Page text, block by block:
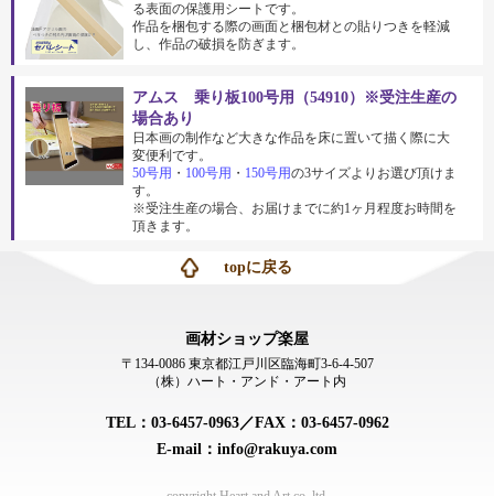
る表面の保護用シートです。
作品を梱包する際の画面と梱包材との貼りつきを軽減
し、作品の破損を防ぎます。
アムス 乗り板100号用（54910）※受注生産の
場合あり
日本画の制作など大きな作品を床に置いて描く際に大
変便利です。
50号用 ・ 100号用 ・ 150号用の3サイズよりお選び頂けま
す。
※受注生産の場合、お届けまでに約1ヶ月程度お時間を
頂きます。
topに戻る
画材ショップ楽屋
〒134-0086 東京都江戸川区臨海町3-6-4-507
（株）ハート・アンド・アート内
TEL：03-6457-0963／FAX：03-6457-0962
E-mail：info@rakuya.com